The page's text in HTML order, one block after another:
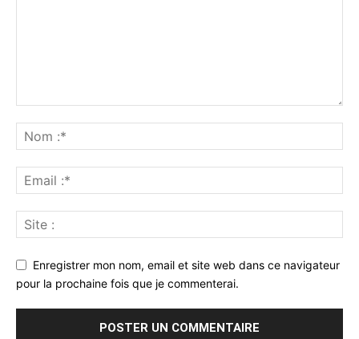
Enregistrer mon nom, email et site web dans ce navigateur
pour la prochaine fois que je commenterai.